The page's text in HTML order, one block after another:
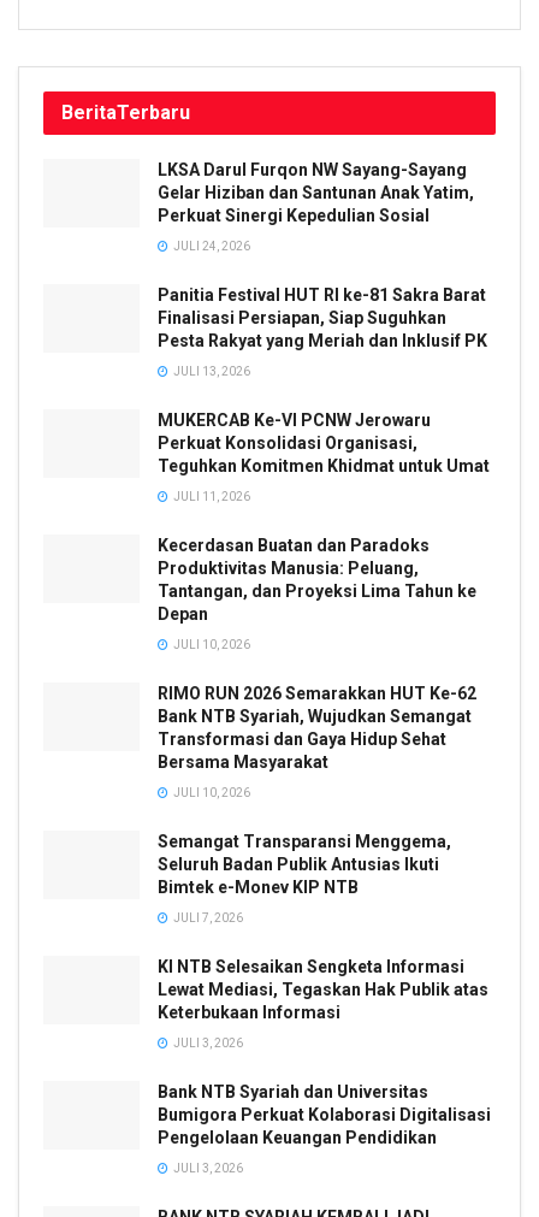
BeritaTerbaru
LKSA Darul Furqon NW Sayang-Sayang
Gelar Hiziban dan Santunan Anak Yatim,
Perkuat Sinergi Kepedulian Sosial
JULI 24, 2026
Panitia Festival HUT RI ke-81 Sakra Barat
Finalisasi Persiapan, Siap Suguhkan
Pesta Rakyat yang Meriah dan Inklusif PK
JULI 13, 2026
MUKERCAB Ke-VI PCNW Jerowaru
Perkuat Konsolidasi Organisasi,
Teguhkan Komitmen Khidmat untuk Umat
JULI 11, 2026
Kecerdasan Buatan dan Paradoks
Produktivitas Manusia: Peluang,
Tantangan, dan Proyeksi Lima Tahun ke
Depan
JULI 10, 2026
RIMO RUN 2026 Semarakkan HUT Ke-62
Bank NTB Syariah, Wujudkan Semangat
Transformasi dan Gaya Hidup Sehat
Bersama Masyarakat
JULI 10, 2026
Semangat Transparansi Menggema,
Seluruh Badan Publik Antusias Ikuti
Bimtek e-Monev KIP NTB
JULI 7, 2026
KI NTB Selesaikan Sengketa Informasi
Lewat Mediasi, Tegaskan Hak Publik atas
Keterbukaan Informasi
JULI 3, 2026
Bank NTB Syariah dan Universitas
Bumigora Perkuat Kolaborasi Digitalisasi
Pengelolaan Keuangan Pendidikan
JULI 3, 2026